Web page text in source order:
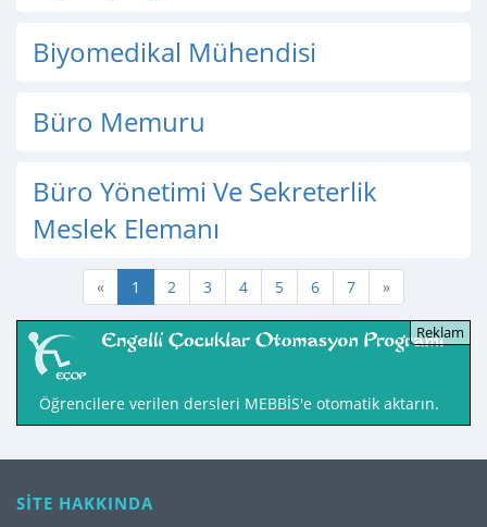
Biyomedikal Mühendisi
Büro Memuru
Büro Yönetimi Ve Sekreterlik
Meslek Elemanı
« 1 2 3 4 5 6 7 »
Öğrencilere verilen dersleri MEBBİS'e otomatik aktarın.
SİTE HAKKINDA